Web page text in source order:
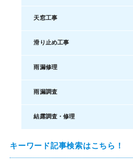
天窓工事
滑り止め工事
雨漏修理
雨漏調査
結露調査・修理
キーワード記事検索はこちら！